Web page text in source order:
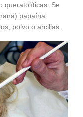
queratolíticas. Se
papaína
polvo o arcillas.